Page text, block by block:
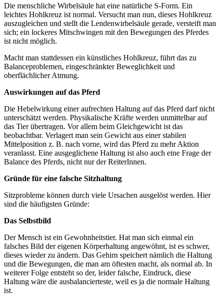
Die menschliche Wirbelsäule hat eine natürliche S-Form. Ein
leichtes Hohlkreuz ist normal. Versucht man nun, dieses Hohlkreuz
auszugleichen und stellt die Lendenwirbelsäule gerade, versteift man
sich; ein lockeres Mitschwingen mit den Bewegungen des Pferdes
ist nicht möglich.
Macht man stattdessen ein künstliches Hohlkreuz, führt das zu
Balanceproblemen, eingeschränkter Beweglichkeit und
oberflächlicher Atmung.
Auswirkungen auf das Pferd
Die Hebelwirkung einer aufrechten Haltung auf das Pferd darf nicht
unterschätzt werden. Physikalische Kräfte werden unmittelbar auf
das Tier übertragen. Vor allem beim Gleichgewicht ist das
beobachtbar. Verlagert man sein Gewicht aus einer stabilen
Mittelposition z. B. nach vorne, wird das Pferd zu mehr Aktion
veranlasst. Eine ausgeglichene Haltung ist also auch eine Frage der
Balance des Pferds, nicht nur der ReiterInnen.
Gründe für eine falsche Sitzhaltung
Sitzprobleme können durch viele Ursachen ausgelöst werden. Hier
sind die häufigsten Gründe:
Das Selbstbild
Der Mensch ist ein Gewohnheitstier. Hat man sich einmal ein
falsches Bild der eigenen Körperhaltung angewöhnt, ist es schwer,
dieses wieder zu ändern. Das Gehirn speichert nämlich die Haltung
und die Bewegungen, die man am öftesten macht, als normal ab. In
weiterer Folge entsteht so der, leider falsche, Eindruck, diese
Haltung wäre die ausbalancierteste, weil es ja die normale Haltung
ist.